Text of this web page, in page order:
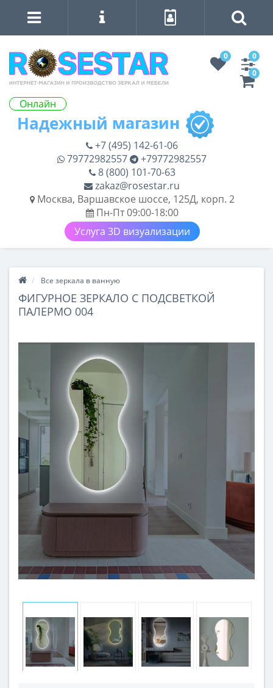
Онлайн
0
0
0
+7 (495) 142-61-06
79772982557
+79772982557
8 (800) 101-70-63
zakaz@rosestar.ru
Москва, Варшавское шоссе, 125Д, корп. 2
Пн-Пт 09:00-18:00
Услуга 3D визуализации
Все зеркала в ванную
ФИГУРНОЕ ЗЕРКАЛО С ПОДСВЕТКОЙ
ПАЛЕРМО 004